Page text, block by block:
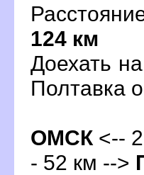
124 км
Доехать
Полтавка
ОМСК <--
- 52 км -->